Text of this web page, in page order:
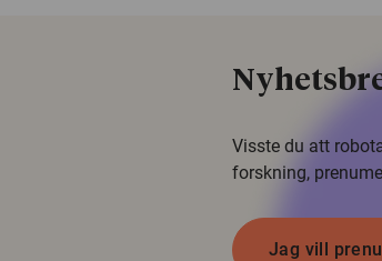
Visste du att
forskning,
Jag vill